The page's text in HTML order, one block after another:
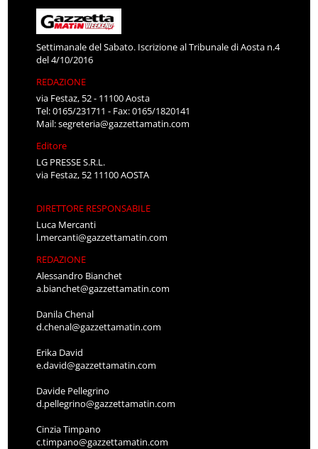
Settimanale del Sabato. Iscrizione al Tribunale di Aosta n.4
del 4/10/2016
REDAZIONE
via Festaz, 52 - 11100 Aosta
Tel: 0165/231711 - Fax: 0165/1820141
Mail:segreteria@gazzettamatin.com
Editore
LG PRESSE S.R.L.
via Festaz, 52 11100 AOSTA
DIRETTORE RESPONSABILE
Luca Mercanti
l.mercanti@gazzettamatin.com
REDAZIONE
Alessandro Bianchet
a.bianchet@gazzettamatin.com
Danila Chenal
d.chenal@gazzettamatin.com
Erika David
e.david@gazzettamatin.com
Davide Pellegrino
d.pellegrino@gazzettamatin.com
Cinzia Timpano
c.timpano@gazzettamatin.com